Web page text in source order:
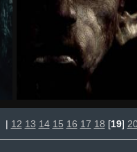
| 12 13 14 15 16 17 18 [19]